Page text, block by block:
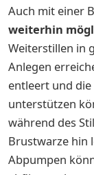
Auch mit einer
weiterhin
Weiterstillen in
Anlegen
entleert und
unterstützen
während des
Brustwarze hin
Abpumpen